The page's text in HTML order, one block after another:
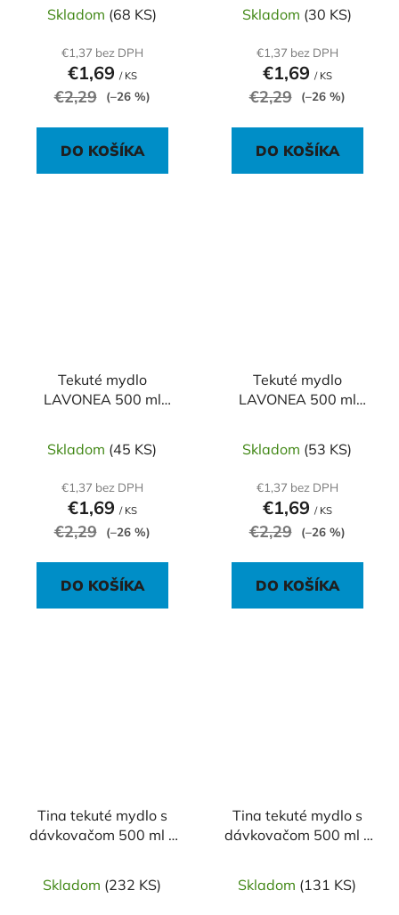
Skladom (68 KS)
€1,37 bez DPH
€1,69 / KS
€2,29 (–26 %)
DO KOŠÍKA
Skladom (30 KS)
€1,37 bez DPH
€1,69 / KS
€2,29 (–26 %)
DO KOŠÍKA
Tekuté mydlo
LAVONEA 500 ml
Skladom (45 KS)
€1,37 bez DPH
€1,69 / KS
€2,29 (–26 %)
DO KOŠÍKA
Tekuté mydlo
LAVONEA 500 ml
Skladom (53 KS)
€1,37 bez DPH
€1,69 / KS
€2,29 (–26 %)
DO KOŠÍKA
Tina tekuté mydlo s
dávkovačom 500 ml -
Skladom (232 KS)
Tina tekuté mydlo s
dávkovačom 500 ml -
Skladom (131 KS)